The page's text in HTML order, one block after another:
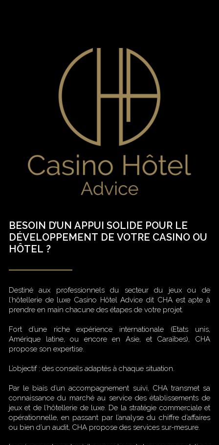
BESOIN D’UN APPUI SOLIDE POUR LE
DÉVELOPPEMENT DE VOTRE CASINO OU
HÔTEL ?
Destiné aux professionnels du secteur du jeux ou de
l’hôtellerie de luxe Casino Hôtel Advice dit CHA est apte à
prendre en main chacune des étapes de votre projet.
Fort d’une riche expérience internationale (Etats unis,
Amérique latine, ou encore en Asie, et Caraïbes), CHA
propose son expertise.
L’objectif : des conseils adaptés à chaque situation.
Par le biais d’un accompagnement suivi, CHA transmet sa
connaissance du marché au service des établissements de
jeux et de l’hôtellerie de luxe. De la stratégie commerciale et
opérationnelle, en passant par l’analyse du chiffre d’affaires
ou bien d’un audit, CHA propose des services sur-mesure.